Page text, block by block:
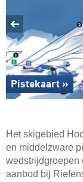
Pistekaart »
Het skigebied
en middelzware
wedstrijdgroepen
aanbod bij